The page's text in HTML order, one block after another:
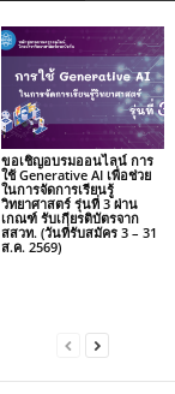
ขอเชิญอบรมออนไลน์ การ
ใช้ Generative AI เพื่อช่วย
ในการจัดการเรียนรู้
วิทยาศาสตร์ รุ่นที่ 3 ผ่าน
เกณฑ์ รับเกียรติบัตรจาก
สสวท. (วันที่รับสมัคร 3 – 31
ส.ค. 2569)